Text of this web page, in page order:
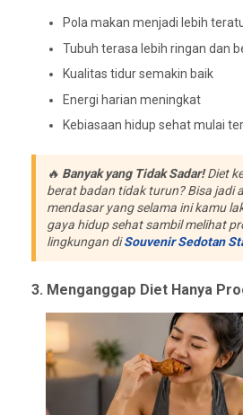
Pola makan menjadi lebih
Tubuh terasa lebih ringan dan
Kualitas tidur semakin baik
Energi harian meningkat
Kebiasaan hidup sehat mulai
🔥 Banyak yang Tidak Sadar!Diet
berat badan tidak turun? Bisa jadi
mendasar yang selama ini kamu
gaya hidup sehat sambil melihat
lingkungan diSouvenir Sedotan
3. Menganggap Diet Hanya